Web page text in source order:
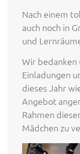
Nach einem
auch noch in
und
Wir bedanken
Einladungen
dieses Jahr
Angebot
Rahmen
Mädchen zu